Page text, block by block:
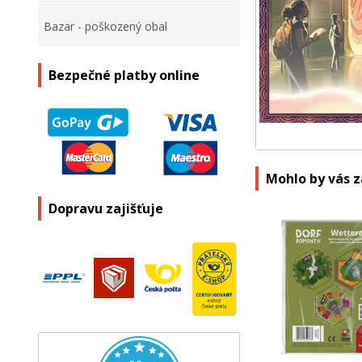
Bazar - poškozený obal
Bezpečné platby online
Dopravu zajišťuje
Mohlo by vás